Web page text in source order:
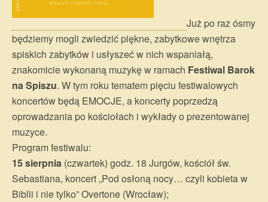
Już po raz ósmy
będziemy mogli zwiedzić piękne, zabytkowe wnętrza
spiskich zabytków i usłyszeć w nich wspaniałą,
znakomicie wykonaną muzykę w ramach Festiwal Barok
na Spiszu. W tym roku tematem pięciu festiwalowych
koncertów będą EMOCJE, a koncerty poprzedzą
oprowadzania po kościołach i wykłady o prezentowanej
muzyce.
Program festiwalu:
15 sierpnia (czwartek) godz. 18 Jurgów, kościół św.
Sebastiana, koncert „Pod osłoną nocy… czyli kobieta w
Biblii i nie tylko” Overtone (Wrocław);